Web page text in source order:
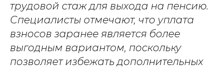
трудовой стаж для выхода на пенсию.
Специалисты отмечают, что уплата
взносов заранее является более
выгодным вариантом, поскольку
позволяет избежать дополнительных